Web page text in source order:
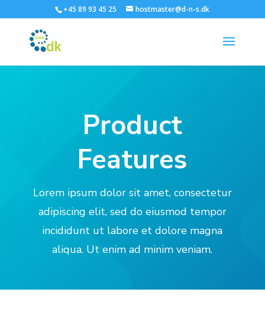
+45 89 93 45 25 hostmaster@d-n-s.dk
Product
Features
Lorem ipsum dolor sit amet, consectetur
adipiscing elit, sed do eiusmod tempor
incididunt ut labore et dolore magna
aliqua. Ut enim ad minim veniam.